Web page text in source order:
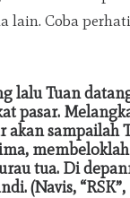
Coba
lalu Tuan
pasar.
akan sampailah
tua. Di
(Navis, “RSK”,